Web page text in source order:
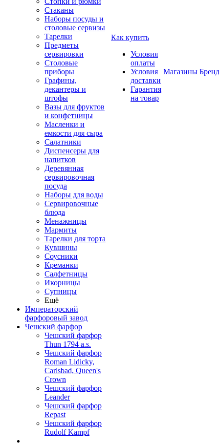
Стаканы
Наборы посуды и
столовые сервизы
Тарелки
Предметы
сервировки
Столовые
приборы
Графины,
декантеры и
штофы
Вазы для фруктов
и конфетницы
Масленки и
емкости для сыра
Салатники
Диспенсеры для
напитков
Деревянная
сервировочная
посуда
Наборы для воды
Сервировочные
блюда
Менажницы
Мармиты
Тарелки для торта
Кувшины
Соусники
Креманки
Салфетницы
Икорницы
Супницы
Ещё
Императорский
фарфоровый завод
Чешский фарфор
Чешский фарфор
Thun 1794 a.s.
Чешский фарфор
Roman Lidicky,
Carlsbad, Queen's
Crown
Чешский фарфор
Leander
Чешский фарфор
Repast
Чешский фарфор
Rudolf Kampf
Как купить
Условия
оплаты
Условия
доставки
Гарантия
на товар
Магазины